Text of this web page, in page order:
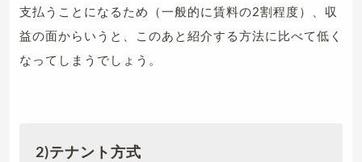
支払うことになるため（一般的に賃料の2割程度）、収
益の面からいうと、このあと紹介する方法に比べて低く
なってしまうでしょう。
2)テナント方式